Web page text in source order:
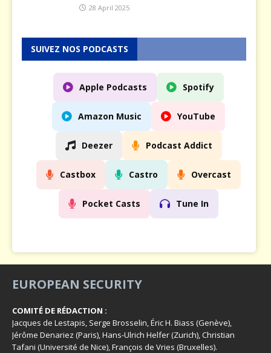
28 April 2025
SUIVEZ NOS PODCASTS
Apple Podcasts Spotify
Amazon Music YouTube
Deezer Podcast Addict
Castbox Castro Overcast
Pocket Casts Tune In
EUROPEAN SECURITY
COMITÉ DE RÉDACTION :
Jacques de Lestapis, Serge Brosselin, Éric H. Biass (Genève),
Jérôme Denariez (Paris), Hans-Ulrich Helfer (Zurich), Christian
Tafani (Université de Nice), François de Vries (Bruxelles).